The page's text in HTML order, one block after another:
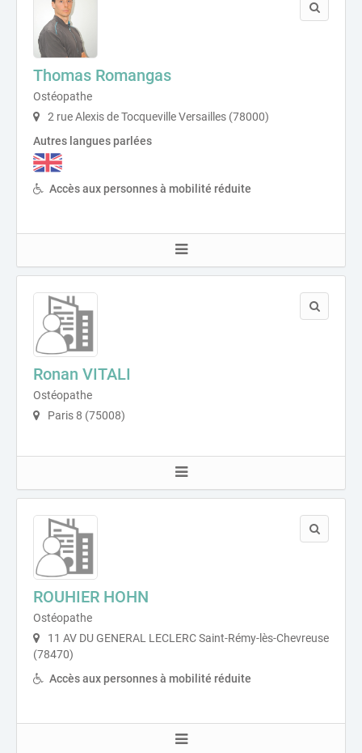
Thomas Romangas
Ostéopathe
2 rue Alexis de Tocqueville Versailles (78000)
Autres langues parlées
Accès aux personnes à mobilité réduite
Ronan VITALI
Ostéopathe
Paris 8 (75008)
ROUHIER HOHN
Ostéopathe
11 AV DU GENERAL LECLERC Saint-Rémy-lès-Chevreuse
(78470)
Accès aux personnes à mobilité réduite